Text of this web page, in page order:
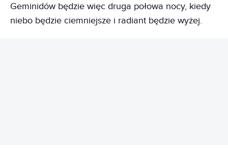
Geminidów będzie więc druga połowa nocy, kiedy
niebo będzie ciemniejsze i radiant będzie wyżej.